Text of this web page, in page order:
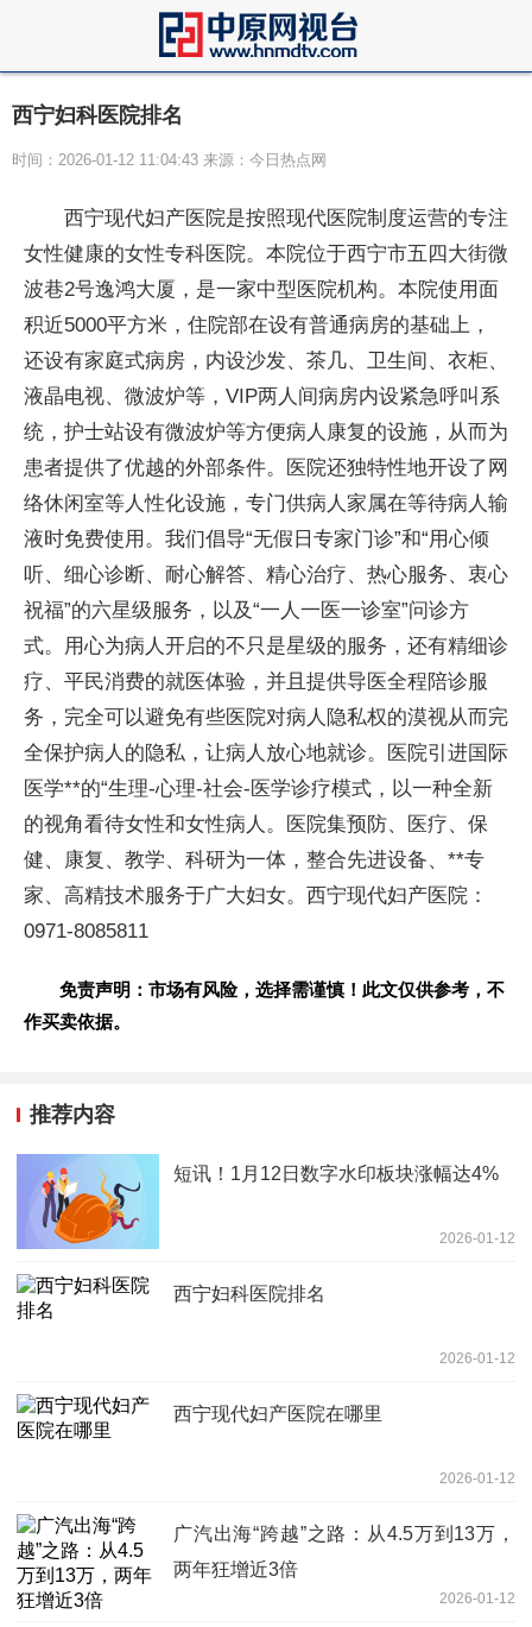
西宁妇科医院排名
时间：2026-01-12 11:04:43 来源：今日热点网
西宁现代妇产医院是按照现代医院制度运营的专注
女性健康的女性专科医院。本院位于西宁市五四大街微
波巷2号逸鸿大厦，是一家中型医院机构。本院使用面
积近5000平方米，住院部在设有普通病房的基础上，
还设有家庭式病房，内设沙发、茶几、卫生间、衣柜、
液晶电视、微波炉等，VIP两人间病房内设紧急呼叫系
统，护士站设有微波炉等方便病人康复的设施，从而为
患者提供了优越的外部条件。医院还独特性地开设了网
络休闲室等人性化设施，专门供病人家属在等待病人输
液时免费使用。我们倡导“无假日专家门诊”和“用心倾
听、细心诊断、耐心解答、精心治疗、热心服务、衷心
祝福”的六星级服务，以及“一人一医一诊室”问诊方
式。用心为病人开启的不只是星级的服务，还有精细诊
疗、平民消费的就医体验，并且提供导医全程陪诊服
务，完全可以避免有些医院对病人隐私权的漠视从而完
全保护病人的隐私，让病人放心地就诊。医院引进国际
医学**的“生理-心理-社会-医学诊疗模式，以一种全新
的视角看待女性和女性病人。医院集预防、医疗、保
健、康复、教学、科研为一体，整合先进设备、**专
家、高精技术服务于广大妇女。西宁现代妇产医院：
0971-8085811
免责声明：市场有风险，选择需谨慎！此文仅供参考，不
作买卖依据。
推荐内容
短讯！1月12日数字水印板块涨幅达4%
2026-01-12
西宁妇科医院排名
2026-01-12
西宁现代妇产医院在哪里
2026-01-12
广汽出海“跨越”之路：从4.5万到13万，
两年狂增近3倍
2026-01-12